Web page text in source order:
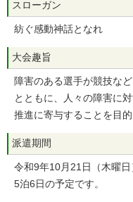
スローガン
紡ぐ感動神話となれ
大会趣旨
障害のある選手が競技な
とともに、人々の障害に
推進に寄与することを目的
派遣期間
令和9年10月21日（木曜日
5泊6日の予定です。